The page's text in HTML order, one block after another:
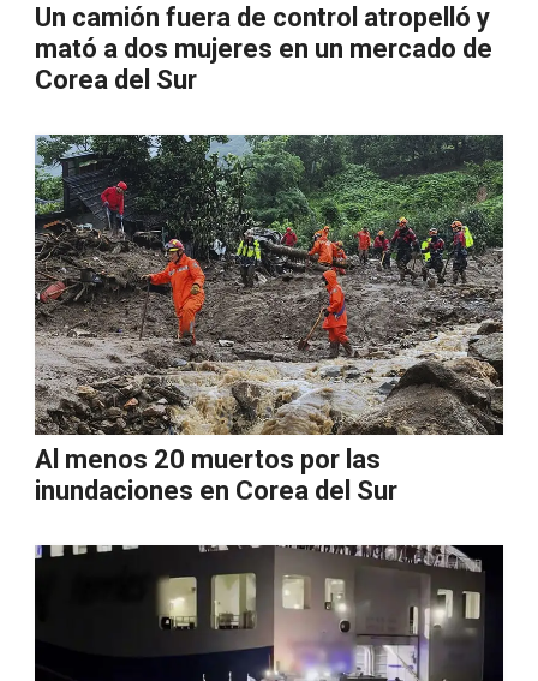
Un camión fuera de control atropelló y
mató a dos mujeres en un mercado de
Corea del Sur
Al menos 20 muertos por las
inundaciones en Corea del Sur